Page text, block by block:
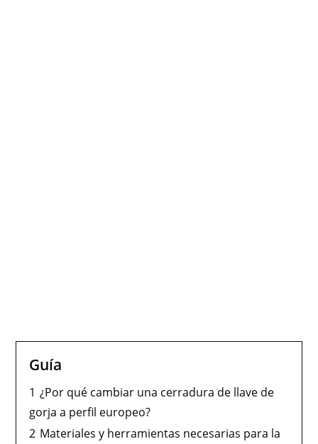
Guía
1 ¿Por qué cambiar una cerradura de llave de
gorja a perfil europeo?
2 Materiales y herramientas necesarias para la